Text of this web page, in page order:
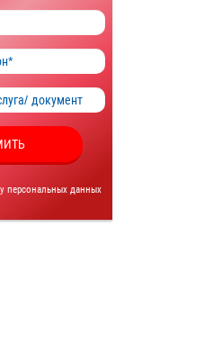
персональных данных